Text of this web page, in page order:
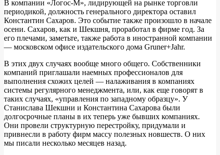
В компании «Логос-М», лидирующей на рынке торговли
периодикой, должность генерального директора оставил
Константин Сахаров. Это событие также произошло в начале
осени. Сахаров, как и Шекшня, проработал в фирме год. За
его плечами, заметьте, также работа в иностранной компании
— московском офисе издательского дома Gruner+Jahr.
В этих двух случаях вообще много общего. Собственники
компаний приглашали наемных профессионалов для
выполнения схожих целей — налаживания в компаниях
системы регулярного менеджмента, или, как еще говорят в
таких случаях, «управления по западному образцу». У
Станислава Шекшни и Константина Сахарова были
долгосрочные планы в их теперь уже бывших компаниях.
Они провели структурную перестройку, придумали и
привнесли в работу фирм массу полезных новшеств. О них
мы писали несколько месяцев назад.